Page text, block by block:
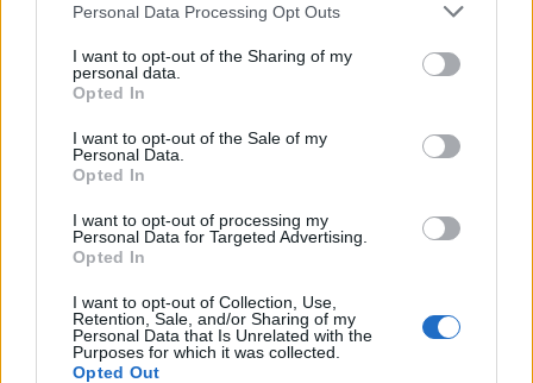
This information may also be disclosed by us to third parties
disclose it to other third parties.
Please note that this website/app uses one or more Google
services and may gather and store information including but
not limited to your visit or usage behaviour. You may click to
grant or deny consent to Google and its third-party tags to
consent section.
Personal Data Processing Opt Outs
I want to opt-out of the Sharing of my
personal data.
Opted In
I want to opt-out of the Sale of my
Personal Data.
Opted In
I want to opt-out of processing my
Personal Data for Targeted Advertising.
Opted In
I want to opt-out of Collection, Use,
Retention, Sale, and/or Sharing of my
Personal Data that Is Unrelated with the
Purposes for which it was collected.
Opted Out
Francia
InvestirMag
Germania
Investieren24
UK